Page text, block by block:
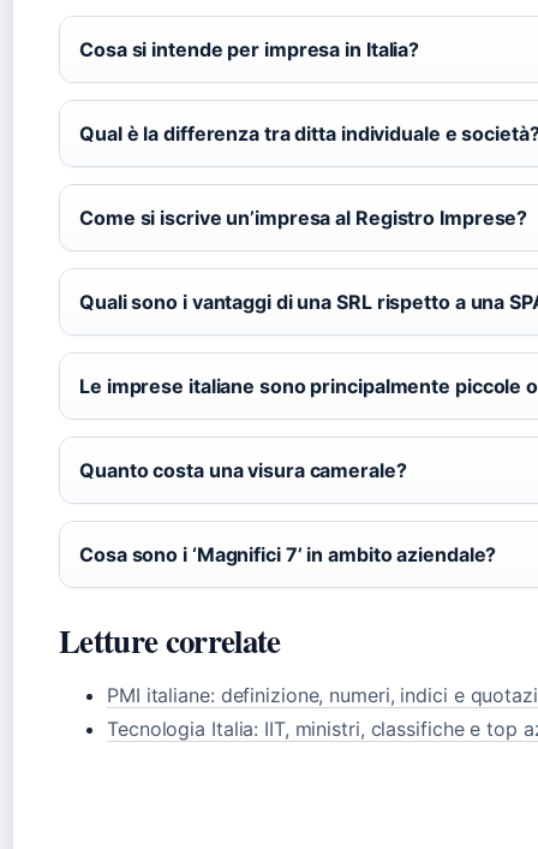
Cosa si intende per impresa in Italia?
Qual è la differenza tra ditta individuale e
Come si iscrive un’impresa al Registro Imprese?
Quali sono i vantaggi di una SRL rispetto a una
Le imprese italiane sono principalmente piccole
Quanto costa una visura camerale?
Cosa sono i ‘Magnifici 7’ in ambito aziendale?
Letture correlate
PMI italiane: definizione, numeri, indici e
Tecnologia Italia: IIT, ministri, classifiche e top